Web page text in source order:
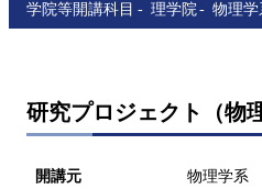
学院等開講科目
理学院 物理学
研究プロジェクト（物
開講元 物理学系